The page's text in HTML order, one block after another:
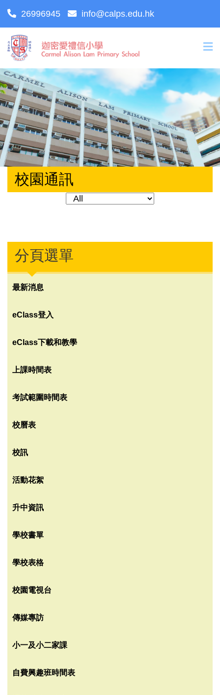
26996945 info@calps.edu.hk
校園通訊
分頁選單
最新消息
eClass登入
eClass下載和教學
上課時間表
考試範圍時間表
校曆表
校訊
活動花絮
升中資訊
學校書單
學校表格
校園電視台
傳媒專訪
小一及小二家課
自費興趣班時間表